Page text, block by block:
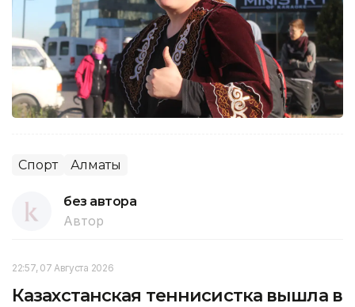
Спорт Алматы
без автора
Автор
22:57, 07 Августа 2026
Казахстанская теннисистка вышла в